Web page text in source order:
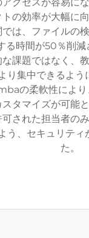
トの効率が大幅に
では、ファイルの
る時間が50％削減
な課題ではなく、
り集中できるよう
の柔軟性によ
スタマイズが可能
可された担当者の
う、セキュリティ
た。